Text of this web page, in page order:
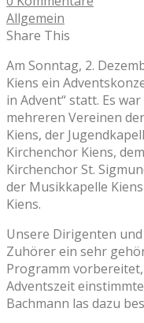
Allgemein
Share This
Am Sonntag, 2.
Kiens ein
in Advent“ statt. Es
mehreren Vereinen
Kiens, der
Kirchenchor Kiens,
Kirchenchor St.
der Musikkapelle
Kiens.
Unsere Dirigenten
Zuhörer ein sehr
Programm
Adventszeit
Bachmann las dazu